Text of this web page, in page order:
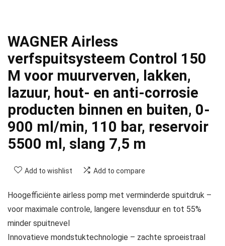
WAGNER Airless
verfspuitsysteem Control 150
M voor muurverven, lakken,
lazuur, hout- en anti-corrosie
producten binnen en buiten, 0-
900 ml/min, 110 bar, reservoir
5500 ml, slang 7,5 m
Add to wishlist Add to compare
Hoogefficiënte airless pomp met verminderde spuitdruk –
voor maximale controle, langere levensduur en tot 55%
minder spuitnevel
Innovatieve mondstuktechnologie – zachte sproeistraal